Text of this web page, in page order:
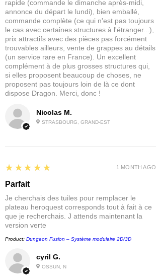
Nicolas M.
STRASBOURG, GRAND-EST
rapide (commande le dimanche après-midi,
annonce du départ le lundi), bien emballé,
commande complète (ce qui n'est pas toujours
le cas avec certaines structures à l'étranger...),
prix attractifs avec des pièces pas forcément
trouvables ailleurs, vente de grappes au détails
(un service rare en France). Un excellent
complément à de plus grosses structures qui,
si elles proposent beaucoup de choses, ne
proposent pas toujours loin de là ce dont
dispose Dragon. Merci, donc !
cyril G.
OSSUN, N
5
★★★★★
Parfait
Je cherchais des tuiles pour remplacer le
plateau heroquest corresponds tout à fait à ce
que je recherchais. J attends maintenant la
version verte
Product: Dungeon Fusion – Système modulaire 2D/3D
1 MONTH AGO